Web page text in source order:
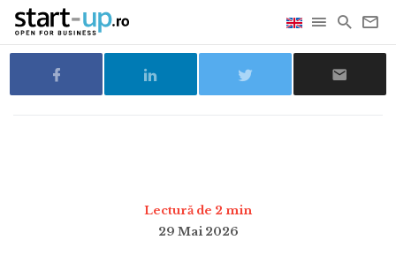
Lectură de 2 min
29 Mai 2026